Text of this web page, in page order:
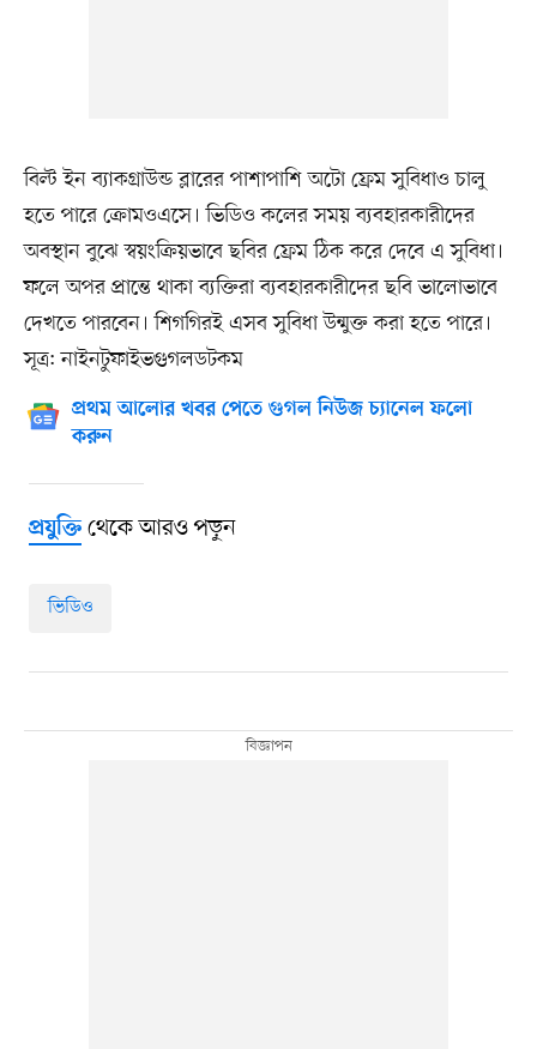
বিল্ট ইন ব্যাকগ্রাউন্ড ব্লারের পাশাপাশি অটো ফ্রেম সুবিধাও চালু
হতে পারে ক্রোমওএসে। ভিডিও কলের সময় ব্যবহারকারীদের
অবস্থান বুঝে স্বয়ংক্রিয়ভাবে ছবির ফ্রেম ঠিক করে দেবে এ সুবিধা।
ফলে অপর প্রান্তে থাকা ব্যক্তিরা ব্যবহারকারীদের ছবি ভালোভাবে
দেখতে পারবেন। শিগগিরই এসব সুবিধা উন্মুক্ত করা হতে পারে।
সূত্র: নাইনটুফাইভগুগলডটকম
প্রথম আলোর খবর পেতে গুগল নিউজ চ্যানেল ফলো
করুন
প্রযুক্তিথেকে আরও পড়ুন
ভিডিও